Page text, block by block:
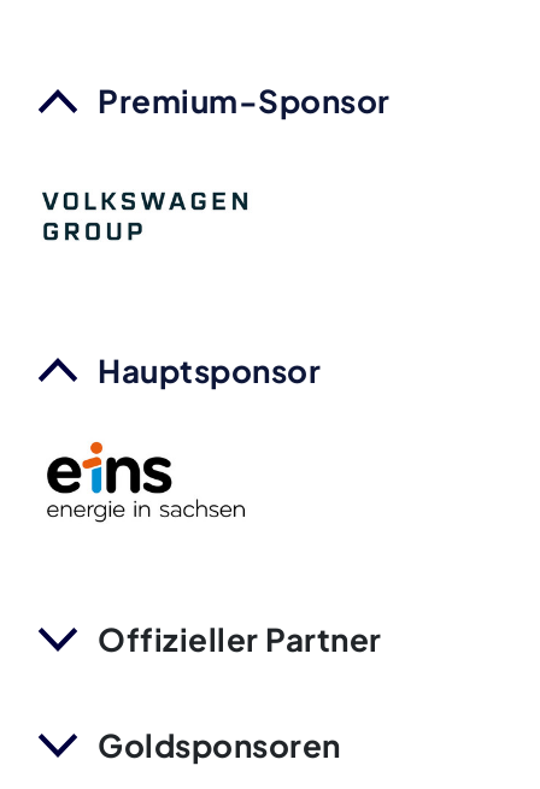
Premium-Sponsor
Hauptsponsor
Offizieller Partner
Goldsponsoren